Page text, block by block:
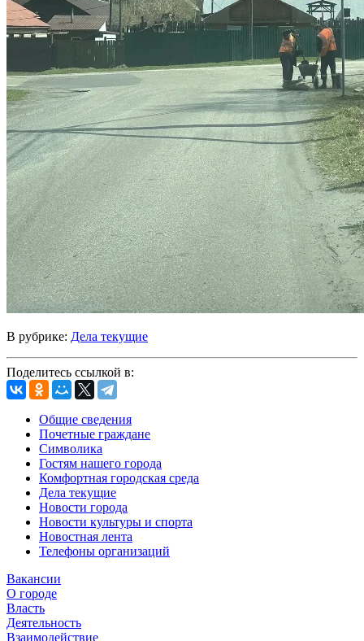
В рубрике: Дела текущие
Поделитесь ссылкой в:
Общие сведения
Почетные граждане
Символика
Гостям нашего города
Комфортная городская среда
Дела текущие
Новости города
Новости культуры и спорта
Новостная лента
Телефоны организаций
Вакансии
О городе
Власть
Деятельность
Взаимодействие